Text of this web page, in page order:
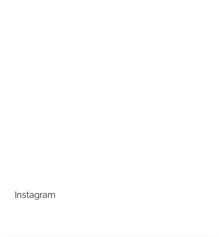
Instagram